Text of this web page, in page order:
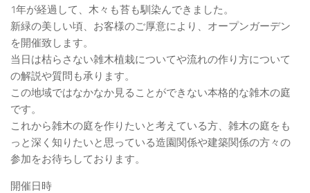
1年が経過して、木々も苔も馴染んできました。
新緑の美しい頃、お客様のご厚意により、オープンガーデン
を開催致します。
当日は枯らさない雑木植栽についてや流れの作り方について
の解説や質問も承ります。
この地域ではなかなか見ることができない本格的な雑木の庭
です。
これから雑木の庭を作りたいと考えている方、雑木の庭をも
っと深く知りたいと思っている造園関係や建築関係の方々の
参加をお待ちしております。
開催日時